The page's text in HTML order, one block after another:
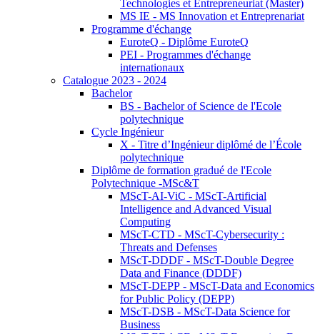
Technologies et Entrepreneuriat (Master)
MS IE - MS Innovation et Entreprenariat
Programme d'échange
EuroteQ - Diplôme EuroteQ
PEI - Programmes d'échange
internationaux
Catalogue 2023 - 2024
Bachelor
BS - Bachelor of Science de l'Ecole
polytechnique
Cycle Ingénieur
X - Titre d’Ingénieur diplômé de l’École
polytechnique
Diplôme de formation gradué de l'Ecole
Polytechnique -MSc&T
MScT-AI-ViC - MScT-Artificial
Intelligence and Advanced Visual
Computing
MScT-CTD - MScT-Cybersecurity :
Threats and Defenses
MScT-DDDF - MScT-Double Degree
Data and Finance (DDDF)
MScT-DEPP - MScT-Data and Economics
for Public Policy (DEPP)
MScT-DSB - MScT-Data Science for
Business